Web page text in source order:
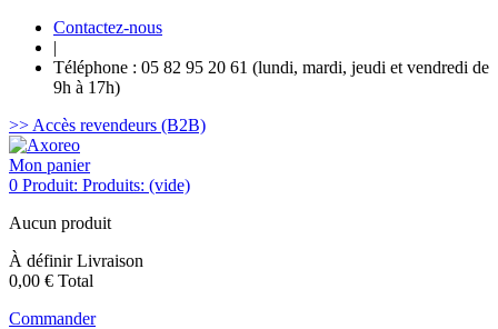
Contactez-nous
|
Téléphone : 05 82 95 20 61 (lundi, mardi, jeudi et vendredi de
9h à 17h)
>> Accès revendeurs (B2B)
Mon panier
0 Produit: Produits: (vide)
Aucun produit
À définirLivraison
0,00 € Total
Commander